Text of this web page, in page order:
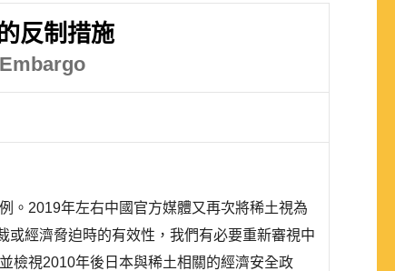
反制措施
。2019年左右中國官方媒體又再次將稀土視為
經濟脅迫時的有效性，我們有必要重新審視中
檢視2010年後日本與稀土相關的經濟安全政